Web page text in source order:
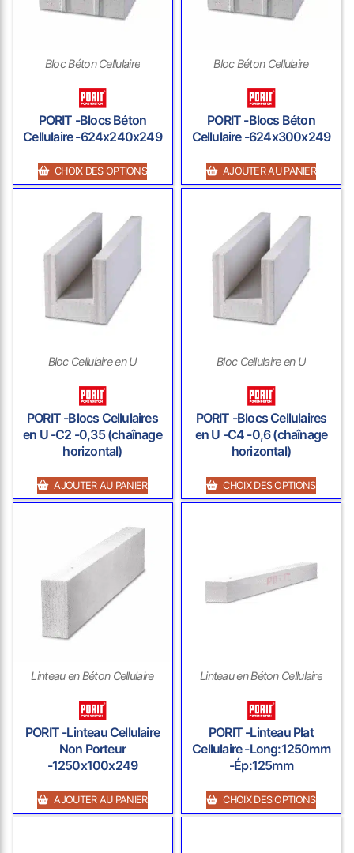
Bloc Béton Cellulaire
PORIT -Blocs Béton
Cellulaire -624x240x249
CHOIX DES OPTIONS
Bloc Béton Cellulaire
PORIT -Blocs Béton
Cellulaire -624x300x249
AJOUTER AU PANIER
Bloc Cellulaire en U
PORIT -Blocs Cellulaires
en U -C2 -0,35 (chaînage
horizontal)
AJOUTER AU PANIER
Bloc Cellulaire en U
PORIT -Blocs Cellulaires
en U -C4 -0,6 (chaînage
horizontal)
CHOIX DES OPTIONS
Linteau en Béton Cellulaire
PORIT -Linteau Cellulaire
Non Porteur
-1250x100x249
AJOUTER AU PANIER
Linteau en Béton Cellulaire
PORIT -Linteau Plat
Cellulaire -Long:1250mm
-Ép:125mm
CHOIX DES OPTIONS